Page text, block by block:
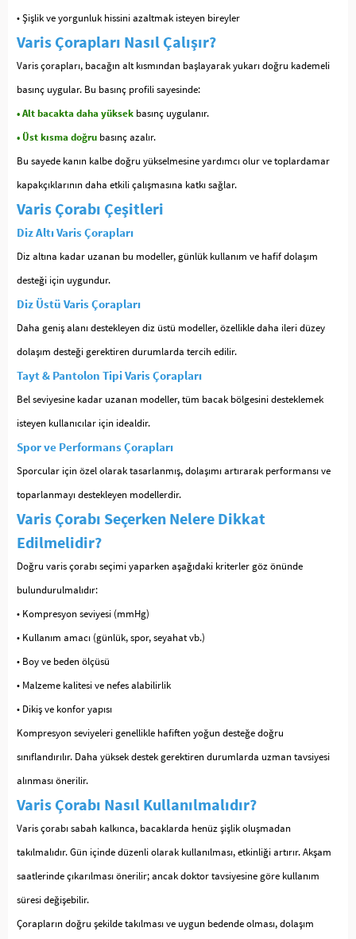
• Şişlik ve yorgunluk hissini azaltmak isteyen bireyler
Varis Çorapları Nasıl Çalışır?
Varis çorapları, bacağın alt kısmından başlayarak yukarı doğru kademeli
basınç uygular. Bu basınç profili sayesinde:
• Alt bacakta daha yüksek basınç uygulanır.
• Üst kısma doğru basınç azalır.
Bu sayede kanın kalbe doğru yükselmesine yardımcı olur ve toplardamar
kapakçıklarının daha etkili çalışmasına katkı sağlar.
Varis Çorabı Çeşitleri
Diz Altı Varis Çorapları
Diz altına kadar uzanan bu modeller, günlük kullanım ve hafif dolaşım
desteği için uygundur.
Diz Üstü Varis Çorapları
Daha geniş alanı destekleyen diz üstü modeller, özellikle daha ileri düzey
dolaşım desteği gerektiren durumlarda tercih edilir.
Tayt & Pantolon Tipi Varis Çorapları
Bel seviyesine kadar uzanan modeller, tüm bacak bölgesini desteklemek
isteyen kullanıcılar için idealdir.
Spor ve Performans Çorapları
Sporcular için özel olarak tasarlanmış, dolaşımı artırarak performansı ve
toparlanmayı destekleyen modellerdir.
Varis Çorabı Seçerken Nelere Dikkat
Edilmelidir?
Doğru varis çorabı seçimi yaparken aşağıdaki kriterler göz önünde
bulundurulmalıdır:
• Kompresyon seviyesi (mmHg)
• Kullanım amacı (günlük, spor, seyahat vb.)
• Boy ve beden ölçüsü
• Malzeme kalitesi ve nefes alabilirlik
• Dikiş ve konfor yapısı
Kompresyon seviyeleri genellikle hafiften yoğun desteğe doğru
sınıflandırılır. Daha yüksek destek gerektiren durumlarda uzman tavsiyesi
alınması önerilir.
Varis Çorabı Nasıl Kullanılmalıdır?
Varis çorabı sabah kalkınca, bacaklarda henüz şişlik oluşmadan
takılmalıdır. Gün içinde düzenli olarak kullanılması, etkinliği artırır. Akşam
saatlerinde çıkarılması önerilir; ancak doktor tavsiyesine göre kullanım
süresi değişebilir.
Çorapların doğru şekilde takılması ve uygun bedende olması, dolaşım